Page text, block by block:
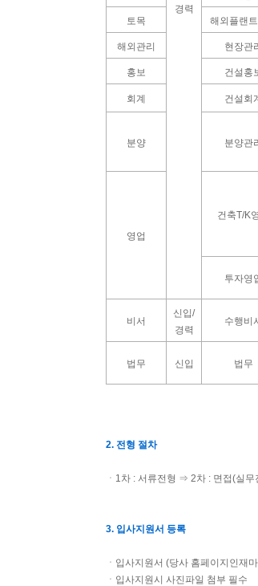
경력
토목 해외플랜
해외관리 현장관
홍보 건설홍
회계 건설회
분양 분양관
영업
건축T/K
투자영
비서
신입/
경력
수행비
법무 신입 법무
2. 전형 절차
ㆍ1차 : 서류전형 ⇒ 2차 : 면접(실
3. 입사지원서 등록
ㆍ입사지원서 (당사 홈페이지 인재
ㆍ입사지원시 사진파일 첨부 필수